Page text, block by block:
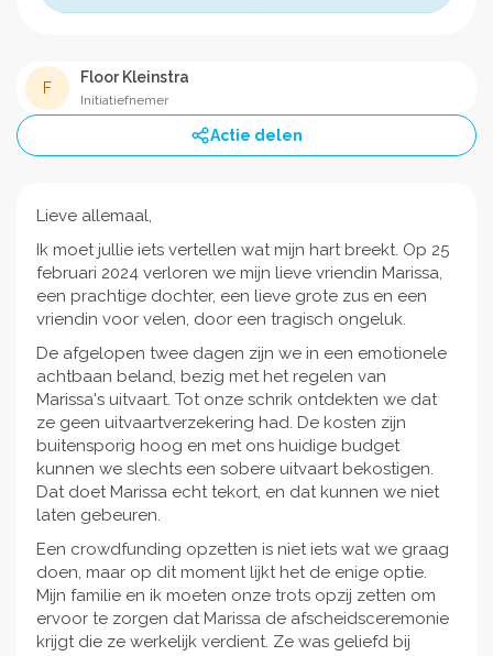
F
Floor Kleinstra
Initiatiefnemer
Actie delen
Lieve allemaal,
Ik moet jullie iets vertellen wat mijn hart breekt. Op 25
februari 2024 verloren we mijn lieve vriendin Marissa,
een prachtige dochter, een lieve grote zus en een
vriendin voor velen, door een tragisch ongeluk.
De afgelopen twee dagen zijn we in een emotionele
achtbaan beland, bezig met het regelen van
Marissa's uitvaart. Tot onze schrik ontdekten we dat
ze geen uitvaartverzekering had. De kosten zijn
buitensporig hoog en met ons huidige budget
kunnen we slechts een sobere uitvaart bekostigen.
Dat doet Marissa echt tekort, en dat kunnen we niet
laten gebeuren.
Een crowdfunding opzetten is niet iets wat we graag
doen, maar op dit moment lijkt het de enige optie.
Mijn familie en ik moeten onze trots opzij zetten om
ervoor te zorgen dat Marissa de afscheidsceremonie
krijgt die ze werkelijk verdient. Ze was geliefd bij